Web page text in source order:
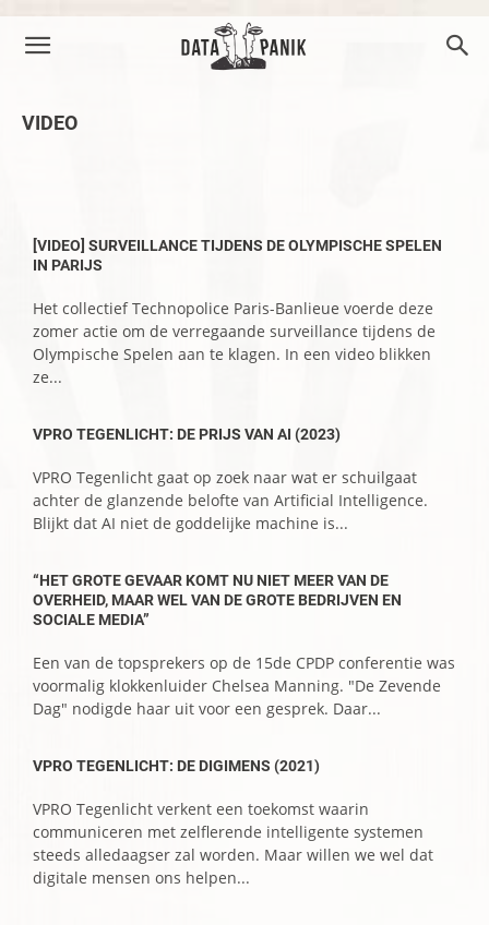
VIDEO
[VIDEO] SURVEILLANCE TIJDENS DE OLYMPISCHE SPELEN
IN PARIJS
Het collectief Technopolice Paris-Banlieue voerde deze
zomer actie om de verregaande surveillance tijdens de
Olympische Spelen aan te klagen. In een video blikken
ze...
VPRO TEGENLICHT: DE PRIJS VAN AI (2023)
VPRO Tegenlicht gaat op zoek naar wat er schuilgaat
achter de glanzende belofte van Artificial Intelligence.
Blijkt dat AI niet de goddelijke machine is...
“HET GROTE GEVAAR KOMT NU NIET MEER VAN DE
OVERHEID, MAAR WEL VAN DE GROTE BEDRIJVEN EN
SOCIALE MEDIA”
Een van de topsprekers op de 15de CPDP conferentie was
voormalig klokkenluider Chelsea Manning. "De Zevende
Dag" nodigde haar uit voor een gesprek. Daar...
VPRO TEGENLICHT: DE DIGIMENS (2021)
VPRO Tegenlicht verkent een toekomst waarin
communiceren met zelflerende intelligente systemen
steeds alledaagser zal worden. Maar willen we wel dat
digitale mensen ons helpen...